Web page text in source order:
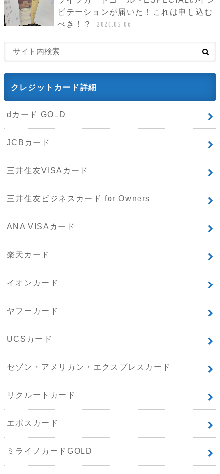
ビテーションが届いた！これは申し込む
べき！？
2020.05.06
クレジットカード詳細
dカード GOLD
JCBカード
三井住友VISAカード
三井住友ビジネスカード for Owners
ANA VISAカード
楽天カード
イオンカード
ヤフーカード
UCSカード
セゾン・アメリカン・エクスプレスカード
リクルートカード
エポスカード
ミライノカードGOLD